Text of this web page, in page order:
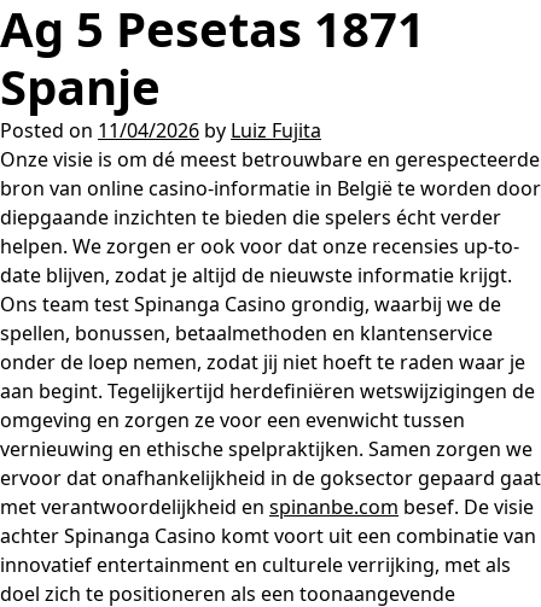
Ag 5 Pesetas 1871
Spanje
Posted on 11/04/2026 by Luiz Fujita
Onze visie is om dé meest betrouwbare en gerespecteerde
bron van online casino-informatie in België te worden door
diepgaande inzichten te bieden die spelers écht verder
helpen. We zorgen er ook voor dat onze recensies up-to-
date blijven, zodat je altijd de nieuwste informatie krijgt.
Ons team test Spinanga Casino grondig, waarbij we de
spellen, bonussen, betaalmethoden en klantenservice
onder de loep nemen, zodat jij niet hoeft te raden waar je
aan begint. Tegelijkertijd herdefiniëren wetswijzigingen de
omgeving en zorgen ze voor een evenwicht tussen
vernieuwing en ethische spelpraktijken. Samen zorgen we
ervoor dat onafhankelijkheid in de goksector gepaard gaat
met verantwoordelijkheid en spinanbe.com besef. De visie
achter Spinanga Casino komt voort uit een combinatie van
innovatief entertainment en culturele verrijking, met als
doel zich te positioneren als een toonaangevende